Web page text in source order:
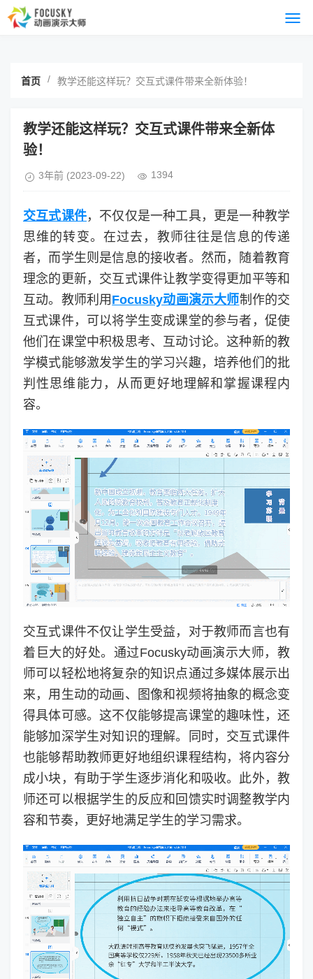
首页 / 教学还能这样玩？交互式课件带来全新体验！
教学还能这样玩？交互式课件带来全新体
验！
3年前 (2023-09-22) 1394
交互式课件，不仅仅是一种工具，更是一种教学
思维的转变。在过去，教师往往是信息的传递
者，而学生则是信息的接收者。然而，随着教育
理念的更新，交互式课件让教学变得更加平等和
互动。教师利用 Focusky动画演示大师制作的交
互式课件，可以将学生变成课堂的参与者，促使
他们在课堂中积极思考、互动讨论。这种新的教
学模式能够激发学生的学习兴趣，培养他们的批
判性思维能力，从而更好地理解和掌握课程内
容。
交互式课件不仅让学生受益，对于教师而言也有
着巨大的好处。通过Focusky动画演示大师，教
师可以轻松地将复杂的知识点通过多媒体展示出
来，用生动的动画、图像和视频将抽象的概念变
得具体可感。这不仅能够提高课堂的趣味性，还
能够加深学生对知识的理解。同时，交互式课件
也能够帮助教师更好地组织课程结构，将内容分
成小块，有助于学生逐步消化和吸收。此外，教
师还可以根据学生的反应和回馈实时调整教学内
容和节奏，更好地满足学生的学习需求。